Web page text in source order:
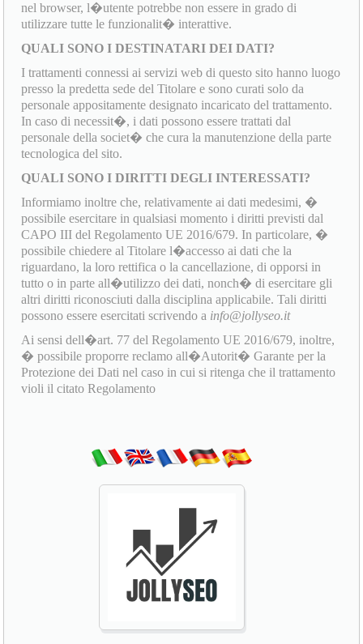
nel browser, l�utente potrebbe non essere in grado di
utilizzare tutte le funzionalit� interattive.
QUALI SONO I DESTINATARI DEI DATI?
I trattamenti connessi ai servizi web di questo sito hanno luogo
presso la predetta sede del Titolare e sono curati solo da
personale appositamente designato incaricato del trattamento.
In caso di necessit�, i dati possono essere trattati dal
personale della societ� che cura la manutenzione della parte
tecnologica del sito.
QUALI SONO I DIRITTI DEGLI INTERESSATI?
Informiamo inoltre che, relativamente ai dati medesimi, �
possibile esercitare in qualsiasi momento i diritti previsti dal
CAPO III del Regolamento UE 2016/679. In particolare, �
possibile chiedere al Titolare l�accesso ai dati che la
riguardano, la loro rettifica o la cancellazione, di opporsi in
tutto o in parte all�utilizzo dei dati, nonch� di esercitare gli
altri diritti riconosciuti dalla disciplina applicabile. Tali diritti
possono essere esercitati scrivendo a info@jollyseo.it
Ai sensi dell�art. 77 del Regolamento UE 2016/679, inoltre,
� possibile proporre reclamo all�Autorit� Garante per la
Protezione dei Dati nel caso in cui si ritenga che il trattamento
violi il citato Regolamento